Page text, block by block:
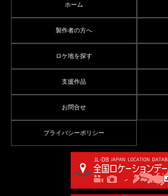
ホーム
製作者の方へ
ロケ地を探す
支援作品
お問合せ
プライバシーポリシー